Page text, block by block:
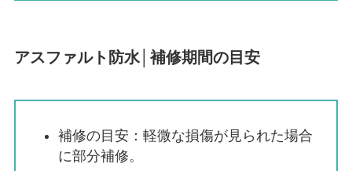
アスファルト防水│補修期間の目安
補修の目安：軽微な損傷が見られた場合
に部分補修。